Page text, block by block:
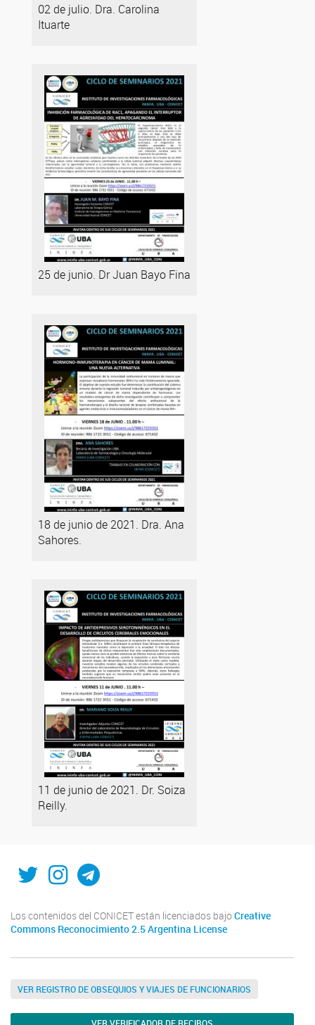
02 de julio. Dra. Carolina
Ituarte
25 de junio. Dr Juan Bayo Fina
18 de junio de 2021. Dra. Ana
Sahores.
11 de junio de 2021. Dr. Soiza
Reilly.
Twitter
Instagram
Telegram
Los contenidos del CONICET están licenciados bajo Creative
Commons Reconocimiento 2.5 Argentina License
VER REGISTRO DE OBSEQUIOS Y VIAJES DE FUNCIONARIOS
VER VERIFICADOR DE RECIBOS